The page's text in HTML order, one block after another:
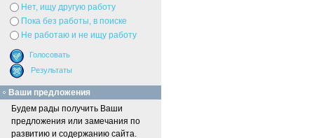
Нет, ищу другую работу
Пока без работы, в поиске
Не работаю и не ищу работу
Ваши предложения
Будем рады получить Ваши
предложения или замечания по
развитию и содержанию сайта.